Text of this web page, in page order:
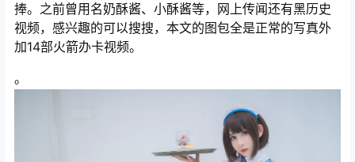
捧。之前曾用名奶酥酱、小酥酱等，网上传闻还有黑历史
视频，感兴趣的可以搜搜，本文的图包全是正常的写真外
加14部火箭办卡视频。
。